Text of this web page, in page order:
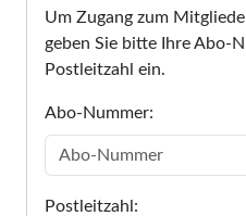
Um Zugang zum
geben Sie bitte Ihre Abo-
Postleitzahl ein.
Abo-Nummer:
Postleitzahl: